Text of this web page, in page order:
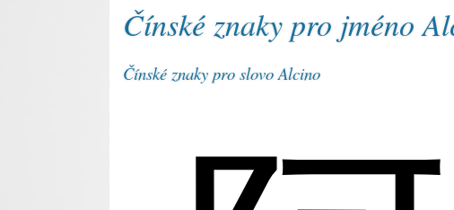
Čínské znaky pro jméno
Čínské znaky pro slovo Alcino